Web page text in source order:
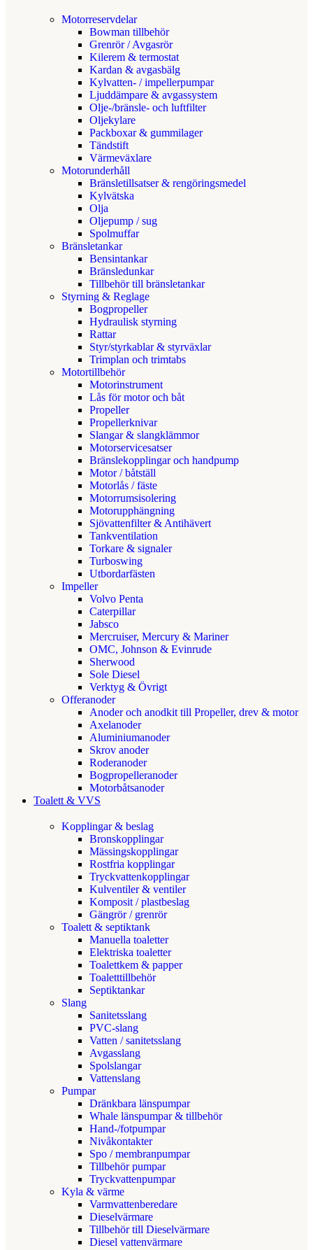
Motorreservdelar
Bowman tillbehör
Grenrör / Avgasrör
Kilerem & termostat
Kardan & avgasbälg
Kylvatten- / impellerpumpar
Ljuddämpare & avgassystem
Olje-/bränsle- och luftfilter
Oljekylare
Packboxar & gummilager
Tändstift
Värmeväxlare
Motorunderhåll
Bränsletillsatser & rengöringsmedel
Kylvätska
Olja
Oljepump / sug
Spolmuffar
Bränsletankar
Bensintankar
Bränsledunkar
Tillbehör till bränsletankar
Styrning & Reglage
Bogpropeller
Hydraulisk styrning
Rattar
Styr/styrkablar & styrväxlar
Trimplan och trimtabs
Motortillbehör
Motorinstrument
Lås för motor och båt
Propeller
Propellerknivar
Slangar & slangklämmor
Motorservicesatser
Bränslekopplingar och handpump
Motor / båtställ
Motorlås / fäste
Motorrumsisolering
Motorupphängning
Sjövattenfilter & Antihävert
Tankventilation
Torkare & signaler
Turboswing
Utbordarfästen
Impeller
Volvo Penta
Caterpillar
Jabsco
Mercruiser, Mercury & Mariner
OMC, Johnson & Evinrude
Sherwood
Sole Diesel
Verktyg & Övrigt
Offeranoder
Anoder och anodkit till Propeller, drev & motor
Axelanoder
Aluminiumanoder
Skrov anoder
Roderanoder
Bogpropelleranoder
Motorbåtsanoder
Toalett & VVS
Kopplingar & beslag
Bronskopplingar
Mässingskopplingar
Rostfria kopplingar
Tryckvattenkopplingar
Kulventiler & ventiler
Komposit / plastbeslag
Gängrör / grenrör
Toalett & septiktank
Manuella toaletter
Elektriska toaletter
Toalettkem & papper
Toaletttillbehör
Septiktankar
Slang
Sanitetsslang
PVC-slang
Vatten / sanitetsslang
Avgasslang
Spolslangar
Vattenslang
Pumpar
Dränkbara länspumpar
Whale länspumpar & tillbehör
Hand-/fotpumpar
Nivåkontakter
Spo / membranpumpar
Tillbehör pumpar
Tryckvattenpumpar
Kyla & värme
Varmvattenberedare
Dieselvärmare
Tillbehör till Dieselvärmare
Diesel vattenvärmare